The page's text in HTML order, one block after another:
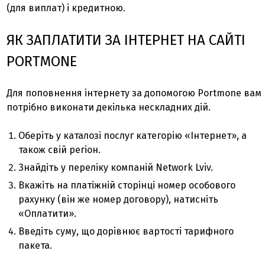
(для виплат) і кредитною.
ЯК ЗАПЛАТИТИ ЗА ІНТЕРНЕТ НА САЙТІ
PORTMONE
Для поповнення інтернету за допомогою Portmone вам
потрібно виконати декілька нескладних дій.
Оберіть у каталозі послуг категорію «Інтернет», а
також свій регіон.
Знайдіть у переліку компаній Network Lviv.
Вкажіть на платіжній сторінці номер особового
рахунку (він же номер договору), натисніть
«Оплатити».
Введіть суму, що дорівнює вартості тарифного
пакета.